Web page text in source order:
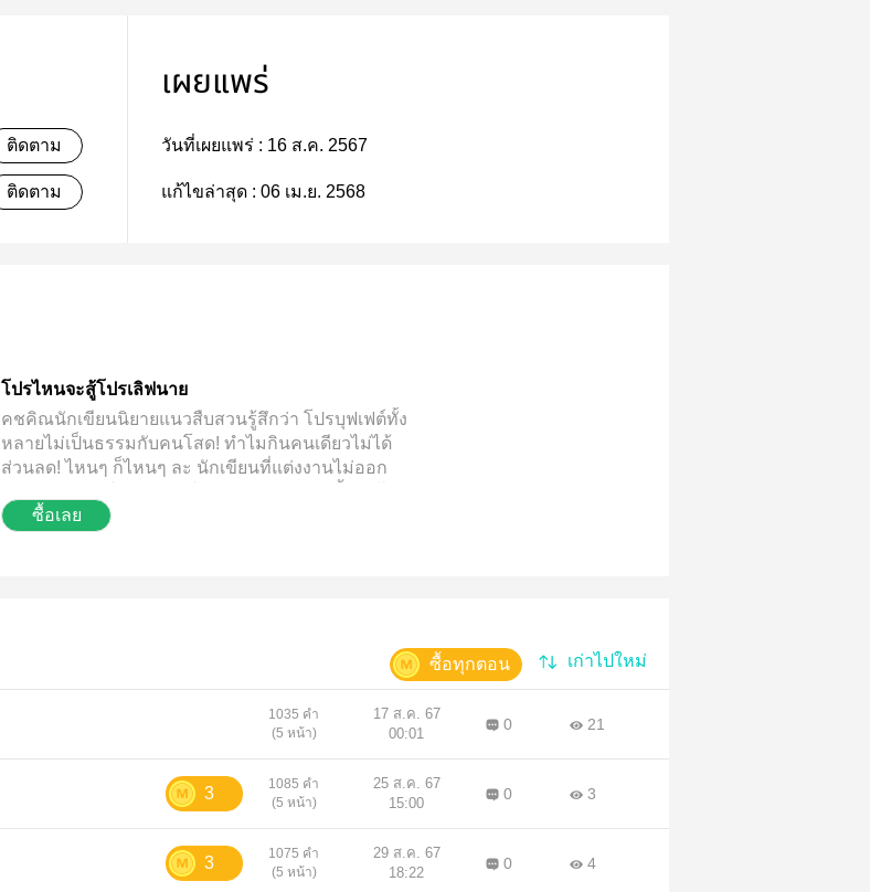
ติดตาม
ติดตาม
เผยแพร่
วันที่เผยแพร่ : 16 ส.ค. 2567
แก้ไขล่าสุด : 06 เม.ย. 2568
โปรไหนจะสู้โปรเลิฟนาย
คชคิณนักเขียนนิยายแนวสืบสวนรู้สึกว่า โปรบุฟเฟต์ทั้ง
หลายไม่เป็นธรรมกับคนโสด! ทำไมกินคนเดียวไม่ได้
ส่วนลด! ไหนๆ ก็ไหนๆ ละ นักเขียนที่แต่งงานไม่ออก
ซะเลย เข้ายังไงได้หัวหน้ากลุ่มมาเป็นแฟนล่ะเนี่ย
ซื้อเลย
เก่าไปใหม่
ซื้อทุกตอน
1035 คำ
(5 หน้า)
17 ส.ค. 67
00:01
0 21
3
1085 คำ
(5 หน้า)
25 ส.ค. 67
15:00
0 3
3
1075 คำ
(5 หน้า)
29 ส.ค. 67
18:22
0 4